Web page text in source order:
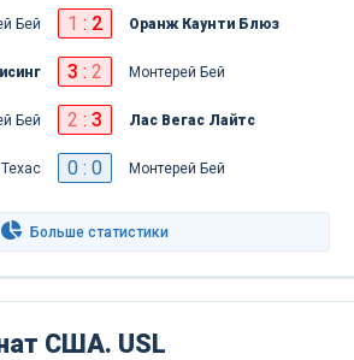
Бей 1 : 2 Оранж Каунти Блюз
3 : 2 Монтерей Бей
Бей 2 : 3 Лас Вегас Лайтс
0 : 0 Монтерей Бей
Больше статистики
США. USL